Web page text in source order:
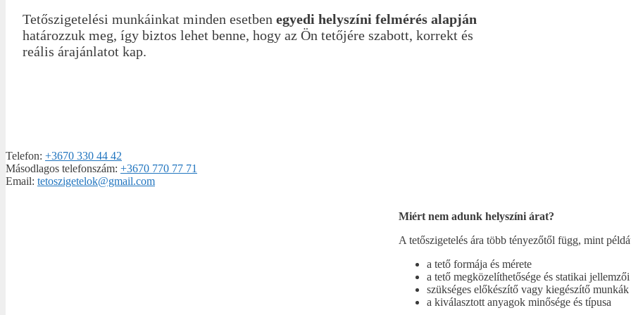
Tetőszigetelési munkáinkat minden esetbenegyedi helyszíni felmérés alapján
határozzuk meg, így biztos lehet benne, hogy az Ön tetőjére szabott, korrekt és
reális árajánlatot kap.
Telefon: +3670 330 44 42
Másodlagos telefonszám: +3670 770 77 71
Email: tetoszigetelok@gmail.com
Miért nem adunk helyszíni árat?
A tetőszigetelés ára több tényezőtől függ, mint
a tető formája és mérete
a tető megközelíthetősége és statikai jellemzői
szükséges előkészítő vagy kiegészítő munkák
a kiválasztott anyagok minősége és típusa